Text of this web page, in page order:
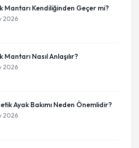
Mantarı Kendiliğinden Geçer mi?
2026
Mantarı Nasıl Anlaşılır?
2026
Ayak Bakımı Neden Önemlidir?
2026